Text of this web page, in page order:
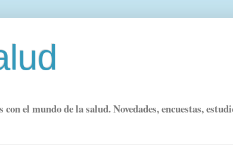
el mundo de la salud. Novedades, encuestas,